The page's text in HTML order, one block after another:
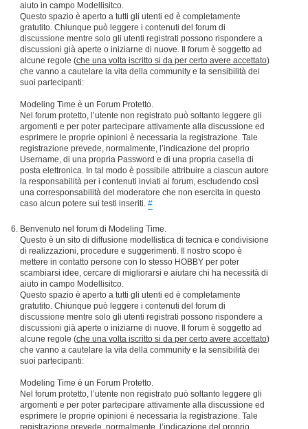
aiuto in campo Modellisitco.
Questo spazio è aperto a tutti gli utenti ed è completamente
gratutito. Chiunque può leggere i contenuti del forum di
discussione mentre solo gli utenti registrati possono rispondere a
discussioni già aperte o iniziarne di nuove. Il forum è soggetto ad
alcune regole (che una volta iscritto si da per certo avere accettato)
che vanno a cautelare la vita della community e la sensibilità dei
suoi partecipanti:
Modeling Time è un Forum Protetto.
Nel forum protetto, l’utente non registrato può soltanto leggere gli
argomenti e per poter partecipare attivamente alla discussione ed
esprimere le proprie opinioni è necessaria la registrazione. Tale
registrazione prevede, normalmente, l’indicazione del proprio
Username, di una propria Password e di una propria casella di
posta elettronica. In tal modo è possibile attribuire a ciascun autore
la responsabilità per i contenuti inviati ai forum, escludendo così
una corresponsabilità del moderatore che non esercita in questo
caso alcun potere sui testi inseriti. #
Benvenuto nel forum di Modeling Time.
Questo è un sito di diffusione modellistica di tecnica e condivisione
di realizzazioni, procedure e suggerimenti. Il nostro scopo è
mettere in contatto persone con lo stesso HOBBY per poter
scambiarsi idee, cercare di migliorarsi e aiutare chi ha necessità di
aiuto in campo Modellisitco.
Questo spazio è aperto a tutti gli utenti ed è completamente
gratutito. Chiunque può leggere i contenuti del forum di
discussione mentre solo gli utenti registrati possono rispondere a
discussioni già aperte o iniziarne di nuove. Il forum è soggetto ad
alcune regole (che una volta iscritto si da per certo avere accettato)
che vanno a cautelare la vita della community e la sensibilità dei
suoi partecipanti:
Modeling Time è un Forum Protetto.
Nel forum protetto, l’utente non registrato può soltanto leggere gli
argomenti e per poter partecipare attivamente alla discussione ed
esprimere le proprie opinioni è necessaria la registrazione. Tale
registrazione prevede, normalmente, l’indicazione del proprio